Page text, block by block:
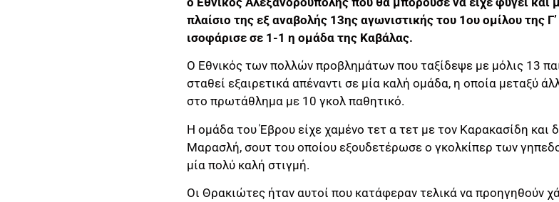
πλαίσιο της εξ αναβολής 13ης αγωνιστικής του 1ου ομίλου της
ισοφάρισε σε 1-1 η ομάδα της Καβάλας.
Ο Εθνικός των πολλών προβλημάτων που ταξίδεψε με μόλις 13
σταθεί εξαιρετικά απέναντι σε μία καλή ομάδα, η οποία μεταξύ
στο πρωτάθλημα με 10 γκολ παθητικό.
Η ομάδα του Έβρου είχε χαμένο τετ α τετ με τον Καρακασίδη και
Μαρασλή, σουτ του οποίου εξουδετέρωσε ο γκολκίπερ των
μία πολύ καλή στιγμή.
Οι Θρακιώτες ήταν αυτοί που κατάφεραν τελικά να προηγηθούν